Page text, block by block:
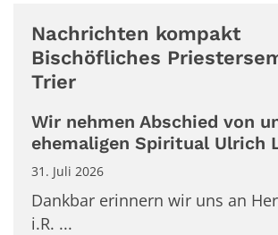
Nachrichten kompakt
Bischöfliches
Trier
Wir nehmen Abschied von
ehemaligen Spiritual Ulrich
31. Juli 2026
Dankbar erinnern wir uns an
i.R. ...